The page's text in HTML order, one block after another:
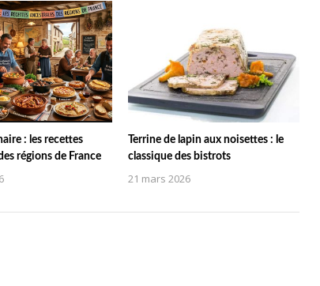
: les recettes
régions de France
Terrine de lapin aux noisettes : le
classique des bistrots
21 mars 2026